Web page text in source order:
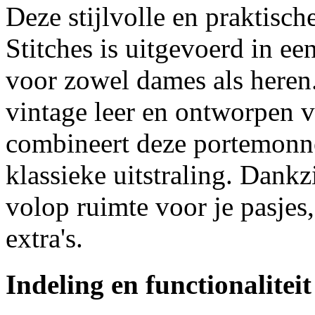
Deze stijlvolle en
Stitches is uitgevoerd in
voor zowel dames als
vintage leer en ontworpen
combineert deze
klassieke uitstraling.
volop ruimte voor je
extra's.
Indeling en functionaliteit